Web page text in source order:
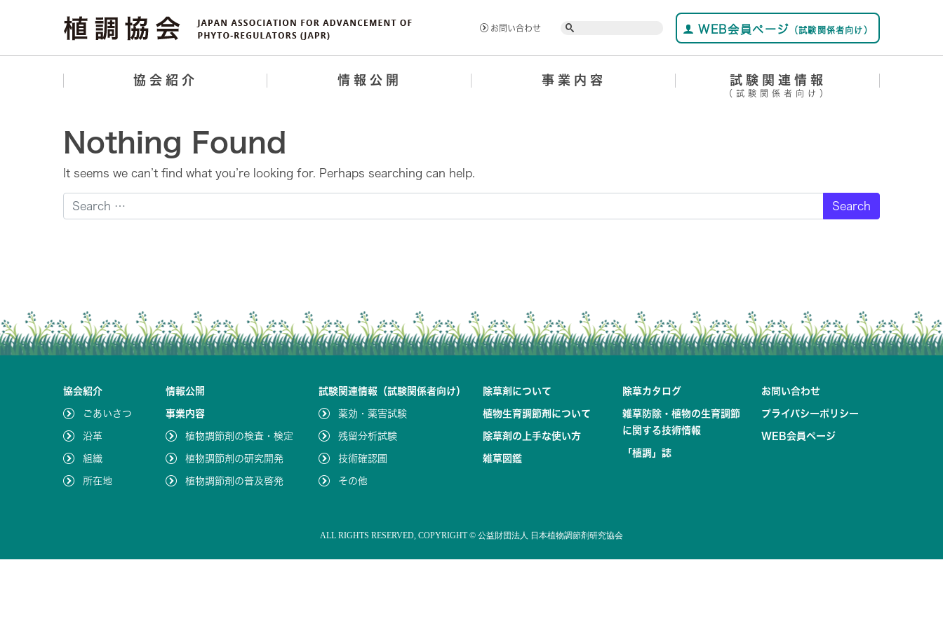
お問い合わせ Search WEB会員ページ （試験関係者向け）
協会紹介 情報公開 事業内容 試験関連情報
（試験関係者向け）
Nothing Found
It seems we can’t find what you’re looking for. Perhaps searching can help.
Search
協会紹介
ごあいさつ
沿革
組織
所在地
情報公開
事業内容
植物調節剤の検査・検定
植物調節剤の研究開発
植物調節剤の普及啓発
試験関連情報（試験関係者向け）
薬効・薬害試験
残留分析試験
技術確認圃
その他
除草剤について
植物生育調節剤について
除草剤の上手な使い方
雑草図鑑
除草カタログ
雑草防除・植物の生育調節
に関する技術情報
「植調」誌
お問い合わせ
プライバシーポリシー
WEB会員ページ
ALL RIGHTS RESERVED, COPYRIGHT © 公益財団法人 日本植物調節剤研究協会